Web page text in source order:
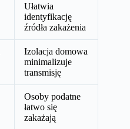
Ułatwia
identyfikację
źródła zakażenia
Izolacja domowa
minimalizuje
transmisję
Osoby podatne
łatwo się
zakażają